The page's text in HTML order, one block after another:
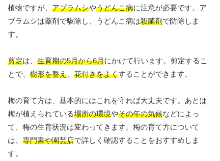
植物ですが、 アブラムシやうどんこ病に注意が必要です。ア
ブラムシは薬剤で駆除し、うどんこ病は殺菌剤で防除しま
す。
剪定は、 生育期の5月から6月にかけて行います。剪定するこ
とで、 樹形を整え 花付きをよくすることができます。
梅の育て方は、基本的にはこれを守れば大丈夫です。あとは
梅が植えられている場所の環境やその年の気候などによっ
て、梅の生育状況は変わってきます。梅の育て方について
は、 専門書や園芸店で詳しく確認することをおすすめしま
す。